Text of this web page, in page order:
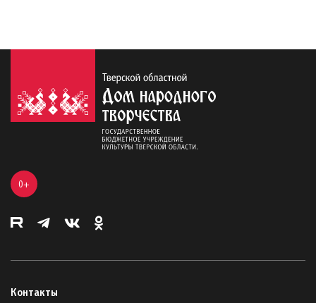
0+
Контакты